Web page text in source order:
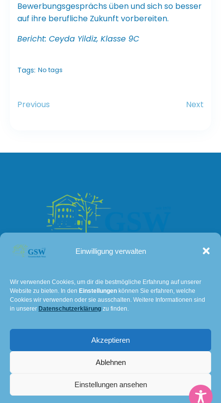
Einwilligung verwalten
Wir verwenden Cookies, um dir die bestmögliche Erfahrung auf unserer
Website zu bieten. In den Einstellungen können Sie erfahren, welche
Cookies wir verwenden oder sie ausschalten. Weitere Informationen sind
in unserer Datenschutzerklärung zu finden.
Akzeptieren
Ablehnen
Einstellungen ansehen
Bewerbungsgesprächs üben und sich so besser
auf ihre berufliche Zukunft vorbereiten.
Bericht: Ceyda Yildiz, Klasse 9C
Tags: No tags
Previous Next
Lissaer Straße 7
28237 Bremen
Tel: 0421 – 36114611
501@schulverwaltung.bremen.de
Impressum und Datenschutz
using WordPress andKubio